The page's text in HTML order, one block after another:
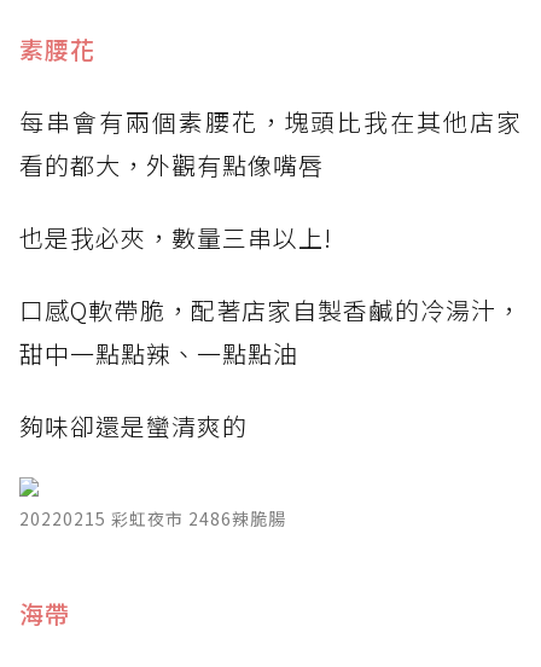
素腰花
每串會有兩個素腰花，塊頭比我在其他店家
看的都大，外觀有點像嘴唇
也是我必夾，數量三串以上!
口感Q軟帶脆，配著店家自製香鹹的冷湯汁，
甜中一點點辣、一點點油
夠味卻還是蠻清爽的
20220215 彩虹夜市 2486辣脆腸
​海帶